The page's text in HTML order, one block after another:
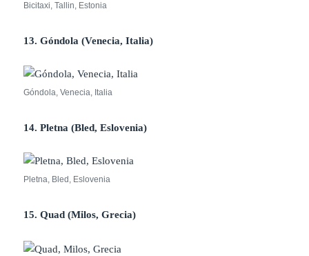
Bicitaxi, Tallin, Estonia
13. Góndola (Venecia, Italia)
Góndola, Venecia, Italia
14. Pletna (Bled, Eslovenia)
Pletna, Bled, Eslovenia
15. Quad (Milos, Grecia)